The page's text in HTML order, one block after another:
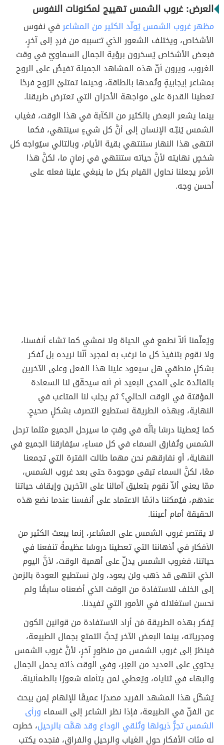
العرض: غروب الشمس تهييج لمكنونات النفوس
مظهر غروب الشمس يُولّد الكثير من المشاعرفي نفوس
الأشخاص، ويختلف الشعور الذي تـُسببه من فردٍ إلى آخرٍ،
فبعض الأشخاص يُسحَرون برؤية الجمال السماويّ في وقت
الغروب، ويرون أنّ هذه المشاهد الجميلة تفيضُ على الروح
بمشاعر إيجابيةٍ وتُمدها بالطاقة، وحينما تمتلئ الرُوح فرحًا
تعطينا القدرة على مواجهة الأحزان التي تعترض طريقنا.
بينما يشعر البعض بالكثير من الكآبة في هذا الوقت، فغياب
الشمس يُنبّـه الإنسان إلى أنَّ كل شيءٍ سينتهي، فكما
انتهى هذا النهار ستنتهي بقية الأيام، وبالتالي سيُواجه كل
شخصٍ نهايته لأنَّ حياته ستنتهي في زمانٍ ما، لكنَّ هذا
الأمر يجعلنا نحاول القيام بكل ما ينبغي علينا فعله على
أحسن وجه.
ويُعلّمنا ألاّ نطمع في الحياة ولا نمشي كما تشاء أنفسنا،
ولا نقوم بتنفيذ كل ما نرغب به لمجرد أنّنا نريده بل نُفكر
بشكلٍ منطقيٍ هل سيعود علينا هذا الفعل وعلى الآخرين
بالفائدة على المدى البعيد أم أنه سيحقّق لنا السعادة
المؤقتة في الوقت الحالي؟ ثم يجلب لنا المتاعب في
النهاية، وبهذه الطريقة نستطيع التصرف بشكلٍ صحيحٍ.
كما يُعطينا درسًا بأنَّه في وقتٍ ما سيرحل الجميع مثلما ترحل
الشمس وتُفارق السماء في كل مساءٍ، سيُفارقنا الجميع في
النهاية، أو نفارقهم نحن مهما طالت الفترة التي تجمعنا
معًا، لكنَّ السماء تبقى موجودة حتى بعد غروب الشمس،
ممّا يعني ألاّ نقوم بتعليق آمالنا على الآخرين وإيقاف حياتنا
عندهم، فيُمكننا دائمًا الاعتماد على أنفسنا عندما نضع هذه
الحقيقة أمام أعيننا.
لا يقتصر غروب الشمس على المشاعر، إنما يبعث الكثير من
الأفكار في أذهاننا التي تعطينا دروسًا عظيمةً تنفعنا في
حياتنا، فغروب الشمس يدلّ على أهمية الوقت، لأنَّ اليوم
الذي انتهى قد ذهب ولن يعود، ولن نستطيع العودة بالزمن
إلى الخلف للاستفادة من الوقت الذي أضعناه سابقًا ولم
نحسن استغلاله في الأمور التي تفيدنا.
يُفكر بهذه الطريقة مَن أراد الاستفادة من قوانين الكون
ومجرياته، بينما البعض الآخر يُحبُّ التمتع بجمال الطبيعة،
فينظرُ إلى غروب الشمس من منظورٍ آخرٍ، لأنَّ غروب الشمس
يحتوي على العديد من العِبَر، وفي الوقت ذاته يحمل الجمال
والبهاء في ثناياه، ويُعطي لمن يتأمله شعورًا بالطمأنينة.
يُشكّل هذا المشهد الفريد مصدرًا عميقًا للإلهام لِمن يبحث
عن الفنّ في الطبيعة، فإذا نظر الشاعر إلى السماء ورأى
الشمس تجرُّ ذيولها وتُلقي الوداع وقد همَّت بالرحيل، خطرت
له مئات الأفكار حول الغياب والرحيل والفراق، فنجده يكتب